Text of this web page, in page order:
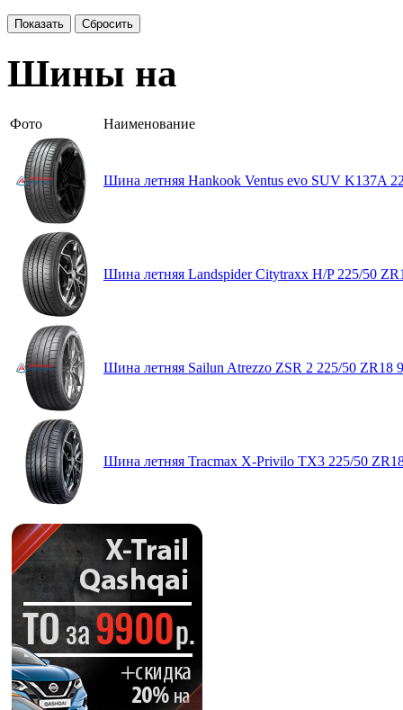
Шины на
Фото Наименование
Шина летняя Hankook Ventus evo SUV K137A
Шина летняя Landspider Citytraxx H/P 225/50
Шина летняя Sailun Atrezzo ZSR 2 225/50 ZR18
Шина летняя Tracmax X-Privilo TX3 225/50